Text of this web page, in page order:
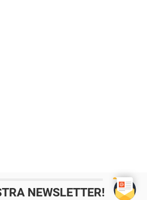
NEWSLETTER!